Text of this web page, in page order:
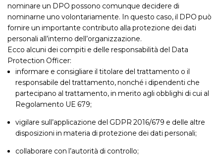
nominare un DPO possono comunque decidere di
nominarne uno volontariamente. In questo caso, il DPO può
fornire un importante contributo alla protezione dei dati
personali all’interno dell’organizzazione.
Ecco alcuni dei compiti e delle responsabilità del Data
Protection Officer:
informare e consigliare il titolare del trattamento o il
responsabile del trattamento, nonché i dipendenti che
partecipano al trattamento, in merito agli obblighi di cui al
Regolamento UE 679;
vigilare sull’applicazione del GDPR 2016/679 e delle altre
disposizioni in materia di protezione dei dati personali;
collaborare con l’autorità di controllo;